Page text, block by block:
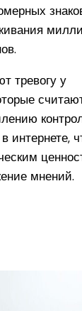
тревогу у
интернете,
мнений.